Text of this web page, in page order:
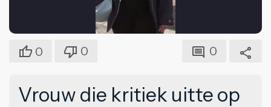
0 0 0
Vrouw die kritiek uitte op